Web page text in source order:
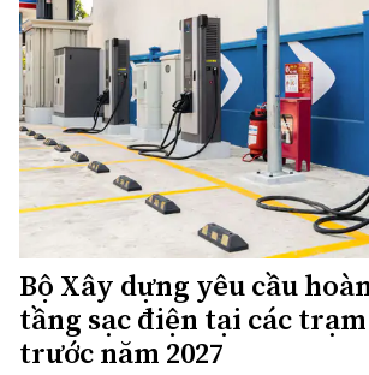
Bộ Xây dựng yêu cầu
tầng sạc điện tại các
trước năm 2027